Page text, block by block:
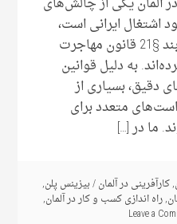
اشتغال ایرانی است،
به‌ویژه آن‌هایی که بر اساس بند §21 قانون مهاجرت
به دلیل قوانین
دقیق، بسیاری از
متعدد برای
ما در […]
,کارآفرینی در آلمان/بیزینس پلن,
,راه اندازی کسب و کار در آلمان,
Leave a